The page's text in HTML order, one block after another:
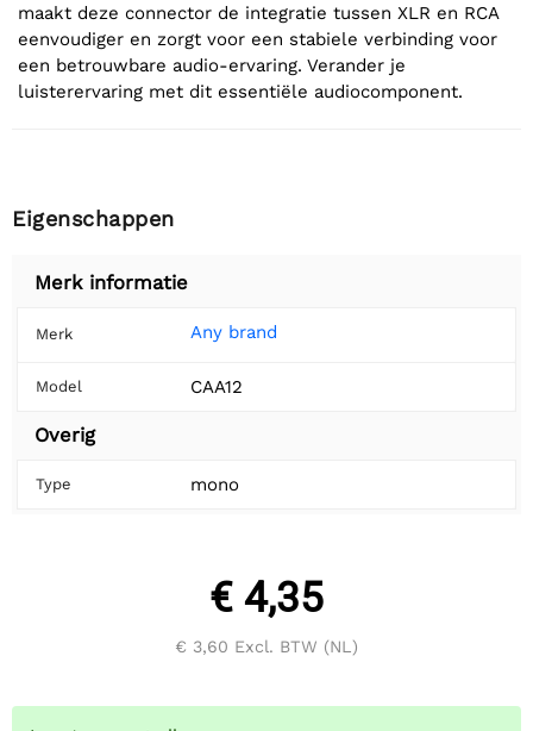
maakt deze connector de integratie tussen XLR en RCA
eenvoudiger en zorgt voor een stabiele verbinding voor
een betrouwbare audio-ervaring. Verander je
luisterervaring met dit essentiële audiocomponent.
Eigenschappen
Merk informatie
Merk Any brand
Model CAA12
Overig
Type mono
€ 4,35
€ 3,60 Excl. BTW (NL)